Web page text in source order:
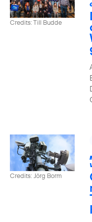
Credits: Till Budde
Credits: Jörg Borm